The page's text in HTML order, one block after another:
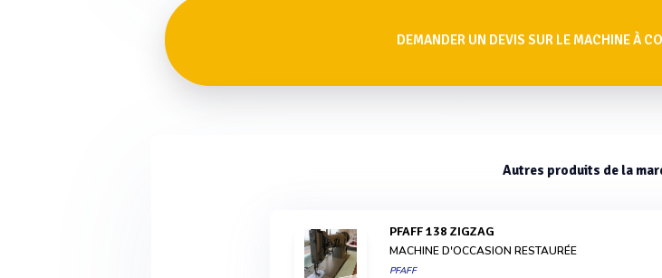
DEMANDER UN DEVIS SUR LE MACHINE À
Autres produits de la
PFAFF 138 ZIGZAG
MACHINE D'OCCASION RESTAURÉE
PFAFF